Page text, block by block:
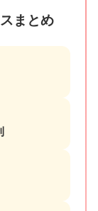
まとめ